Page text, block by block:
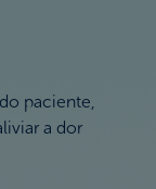
paciente,
a dor